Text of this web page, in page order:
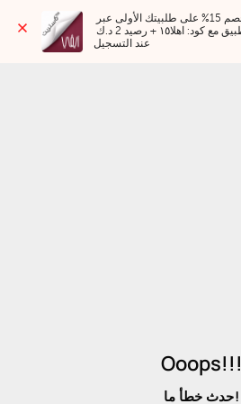
عند التسجيل
Ooops!!!
حدث خطأ ما!